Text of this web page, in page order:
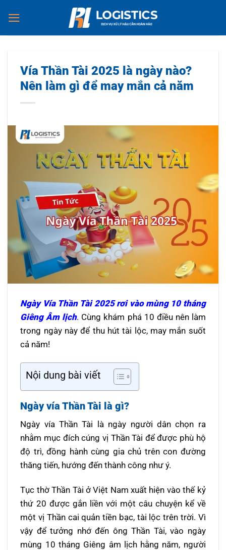
đến
nội
Vía Thần Tài 2025 là ngày nào?
Nên làm gì để may mắn cả năm
Ngày Vía Thần Tài 2025 rơi vào mùng 10 tháng
Giêng Âm lịch. Cùng khám phá 10 điều nên làm
trong ngày này để thu hút tài lộc, may mắn suốt
cả năm!
Nội dung bài viết
Ngày vía Thần Tài là gì?
Ngày vía Thần Tài là ngày người dân chọn ra
nhằm mục đích cúng vị Thần Tài để được phù hộ
độ trì, đồng hành cùng gia chủ trên con đường
thăng tiến, hướng đến thành công như ý.
Tục thờ Thần Tài ở Việt Nam xuất hiện vào thế kỷ
thứ 20 được gắn liền với một câu chuyện kể về
một vị Thần cai quản tiền bạc, tài lộc trên trời. Vì
vậy để tưởng nhớ đến ông Thần Tài, vào ngày
mùng 10 tháng Giêng âm lịch hằng năm, người